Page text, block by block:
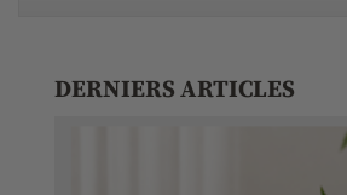
DERNIERS ARTICLES